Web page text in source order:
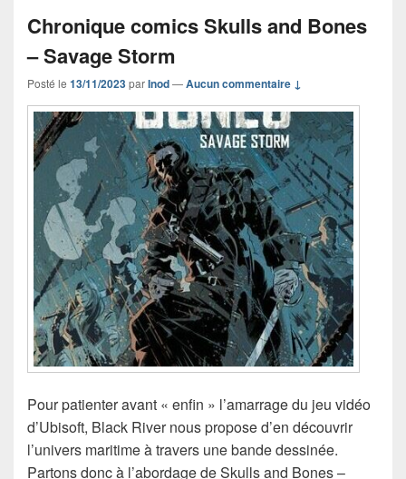
Chronique comics Skulls and Bones
– Savage Storm
Posté le 13/11/2023parInod—Aucun commentaire ↓
Pour patienter avant « enfin » l’amarrage du jeu vidéo
d’Ubisoft, Black River nous propose d’en découvrir
l’univers maritime à travers une bande dessinée.
Partons donc à l’abordage de Skulls and Bones –